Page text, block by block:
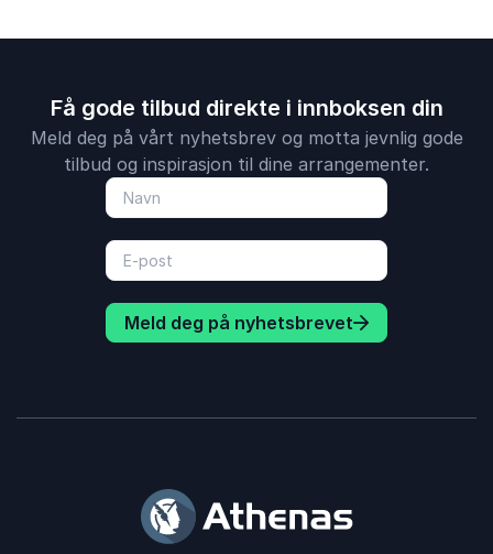
Få gode tilbud direkte i innboksen din
Meld deg på vårt nyhetsbrev og motta jevnlig gode
tilbud og inspirasjon til dine arrangementer.
Meld deg på nyhetsbrevet